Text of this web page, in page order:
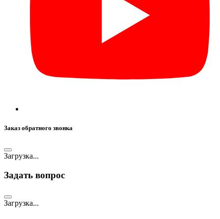
Заказ обратного звонка
Загрузка...
Задать вопрос
Загрузка...